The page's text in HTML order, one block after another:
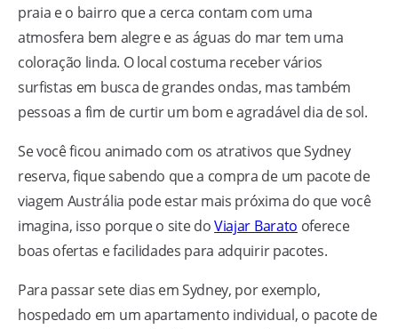
praia e o bairro que a cerca contam com uma
atmosfera bem alegre e as águas do mar tem uma
coloração linda. O local costuma receber vários
surfistas em busca de grandes ondas, mas também
pessoas a fim de curtir um bom e agradável dia de sol.
Se você ficou animado com os atrativos que Sydney
reserva, fique sabendo que a compra de um pacote de
viagem Austrália pode estar mais próxima do que você
imagina, isso porque o site doViajar Barato oferece
boas ofertas e facilidades para adquirir pacotes.
Para passar sete dias em Sydney, por exemplo,
hospedado em um apartamento individual, o pacote de